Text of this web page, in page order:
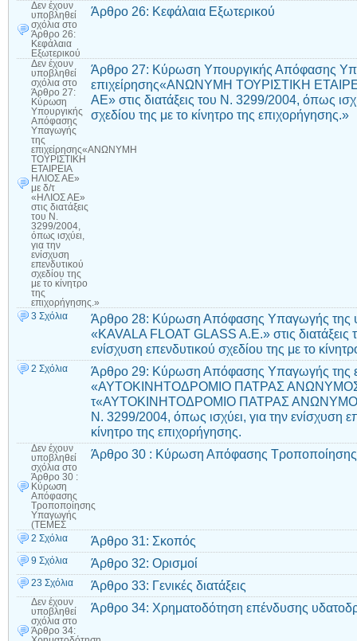
Δεν έχουν
υποβληθεί
σχόλια στο
Άρθρο 26:
Κεφάλαια
Εξωτερικού
Άρθρο 26: Κεφάλαια Εξωτερικού
Δεν έχουν
υποβληθεί
σχόλια στο
Άρθρο 27:
Κύρωση
Υπουργικής
Απόφασης
Υπαγωγής
της
επιχείρησης«ΑΝΩΝΥΜΗ
ΤΟΥΡΙΣΤΙΚΗ
ΕΤΑΙΡΕΙΑ
ΗΛΙΟΣ ΑΕ»
με δ/τ
«ΗΛΙΟΣ ΑΕ»
στις διατάξεις
του Ν.
3299/2004,
όπως ισχύει,
για την
ενίσχυση
επενδυτικού
σχεδίου της
με το κίνητρο
της
επιχορήγησης.»
Άρθρο 27: Κύρωση Υπουργικής Απόφασης
επιχείρησης«ΑΝΩΝΥΜΗ ΤΟΥΡΙΣΤΙΚΗ
ΑΕ» στις διατάξεις του Ν. 3299/2004, όπως
σχεδίου της με το κίνητρο της επιχορήγησης.»
3 Σχόλια
Άρθρο 28: Κύρωση Απόφασης Υπαγωγής της
«KAVALA FLOAT GLASS A.E.» στις διατάξεις
ενίσχυση επενδυτικού σχεδίου της με το
2 Σχόλια
Άρθρο 29: Κύρωση Απόφασης Υπαγωγής της
«ΑΥΤΟΚΙΝΗΤΟΔΡΟΜΙΟ ΠΑΤΡΑΣ ΑΝΩΝΥΜΟΣ
τ«ΑΥΤΟΚΙΝΗΤΟΔΡΟΜΙΟ ΠΑΤΡΑΣ ΑΝΩΝΥΜΟΣ
Ν. 3299/2004, όπως ισχύει, για την ενίσχυση
κίνητρο της επιχορήγησης.
Δεν έχουν
υποβληθεί
σχόλια στο
Άρθρο 30 :
Κύρωση
Απόφασης
Τροποποίησης
Υπαγωγής
(ΤΕΜΕΣ
Άρθρο 30 : Κύρωση Απόφασης
2 Σχόλια Άρθρο 31: Σκοπός
9 Σχόλια Άρθρο 32: Ορισμοί
23 Σχόλια Άρθρο 33: Γενικές διατάξεις
Δεν έχουν
υποβληθεί
σχόλια στο
Άρθρο 34:
Άρθρο 34: Xρηματοδότηση επένδυσης